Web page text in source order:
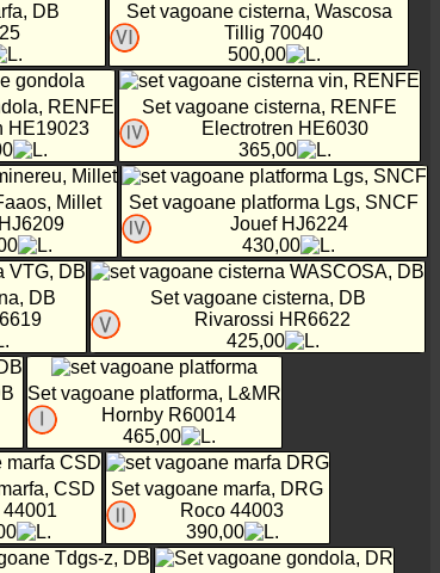
DB
Set vagoane cisterna, Wascosa
Tillig 70040
500,00
RENFE
HE19023
Set vagoane cisterna, RENFE
Electrotren HE6030
365,00
Millet
Set vagoane platforma Lgs, SNCF
Jouef HJ6224
430,00
DB
Set vagoane cisterna, DB
Rivarossi HR6622
425,00
Set vagoane platforma, L&MR
Hornby R60014
465,00
CSD
44001
Set vagoane marfa, DRG
Roco 44003
390,00